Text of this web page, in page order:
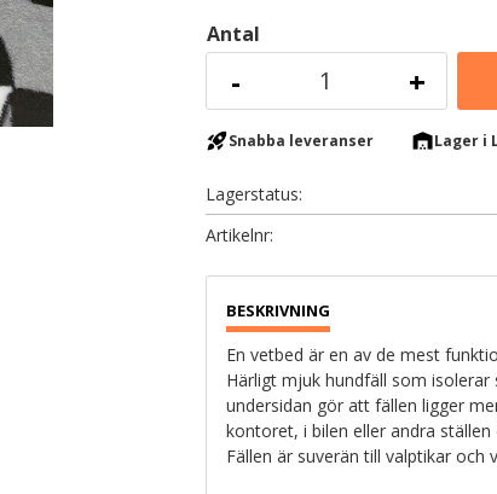
Antal
+
-
rocket_launchSnabba leveranser warehouseLager i
Lagerstatus
Artikelnr
En vetbed är en av de mest
Härligt mjuk hundfäll som
undersidan gör att fällen ligger
kontoret, i bilen eller andra
Fällen är suverän till valptikar och